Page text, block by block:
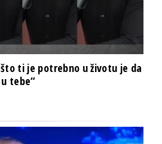
što ti je potrebno u životu je da
tebe“